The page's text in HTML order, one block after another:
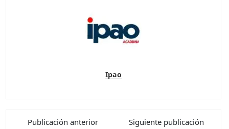
Ipao
Publicación anterior
Siguiente publicación